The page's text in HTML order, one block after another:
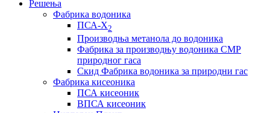
Решења
Фабрика водоника
ПСА-Х2
Производња метанола до водоника
Фабрика за производњу водоника СМР
природног гаса
Скид Фабрика водоника за природни гас
Фабрика кисеоника
ПСА кисеоник
ВПСА кисеоник